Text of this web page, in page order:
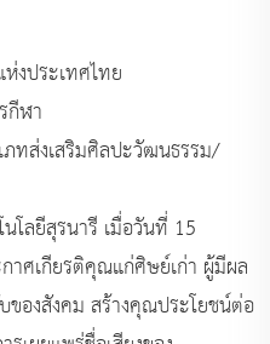
งประเทศไทย
กีฬา
ภทส่งเสริมศิลปะวัฒนธรรม/
โลยีสุรนารี เมื่อวันที่ 15
าศเกียรติคุณแก่ศิษย์เก่า ผู้มีผล
ของสังคม สร้างคุณประโยชน์ต่อ